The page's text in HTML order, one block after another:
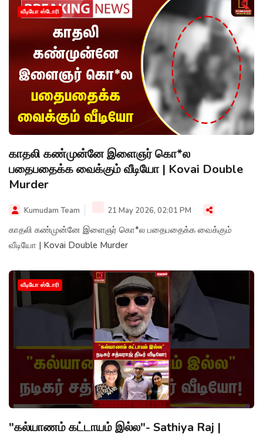
வீடியோ ஸ்டோரி
காதலி கண்முன்னே இளைஞர் கொ*ல
பதைபதைக்க வைக்கும் வீடியோ | Kovai Double
Murder
Kumudam Team 21 May 2026, 02:01 PM
காதலி கண்முன்னே இளைஞர் கொ*ல பதைபதைக்க வைக்கும்
வீடியோ | Kovai Double Murder
வீடியோ ஸ்டோரி
"கல்யாணம் கட்டாயம் இல்ல"- Sathiya Raj |